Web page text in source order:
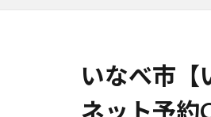
いなべ市【
ネット予約